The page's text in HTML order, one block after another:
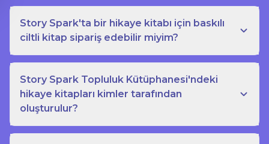
Story Spark'ta bir hikaye kitabı için baskılı
ciltli kitap sipariş edebilir miyim?
Story Spark Topluluk Kütüphanesi'ndeki
hikaye kitapları kimler tarafından
oluşturulur?